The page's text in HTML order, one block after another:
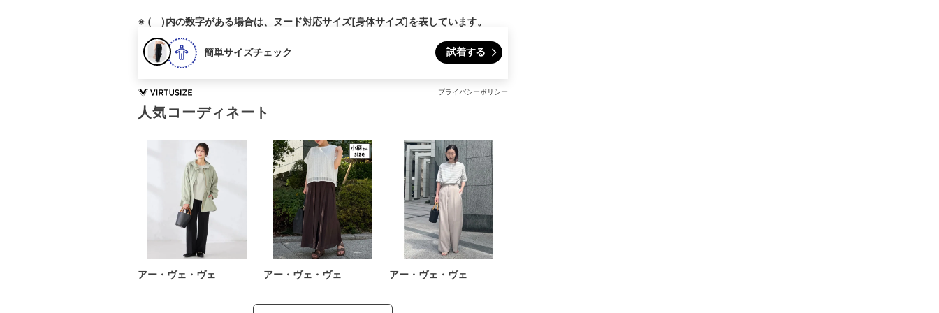
※ ( )内の数字がある場合は、ヌード対応サイズ[身体サイズ]を表しています。
簡単サイズチェック 試着する
プライバシーポリシー
人気コーディネート
アー・ヴェ・ヴェ アー・ヴェ・ヴェ アー・ヴェ・ヴェ